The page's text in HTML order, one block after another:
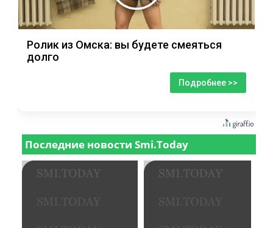
Ролик из Омска: вы будете смеяться
долго
Подробнее >>